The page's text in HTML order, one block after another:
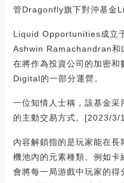
管Dragonfly旗下對沖基金
Liquid Opportunities成立
Ashwin Ramachandran和
在將作為投資公司的加密
Digital的一部分運營。
一位知情人士稱，該基金
的主動交易方式。[2023/
內容解鎖指的是玩家能在
機池內的元素種類。例如卡
會將每一局游戲中玩家的得